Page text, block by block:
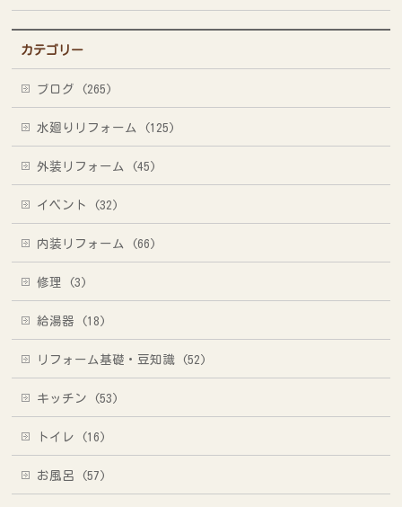
カテゴリー
ブログ (265)
水廻りリフォーム (125)
外装リフォーム (45)
イベント (32)
内装リフォーム (66)
修理 (3)
給湯器 (18)
リフォーム基礎・豆知識 (52)
キッチン (53)
トイレ (16)
お風呂 (57)